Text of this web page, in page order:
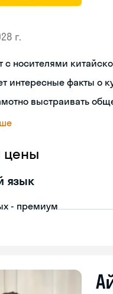
г.
с носителями
интересные факты о
выстраивать
цены
язык
- премиум